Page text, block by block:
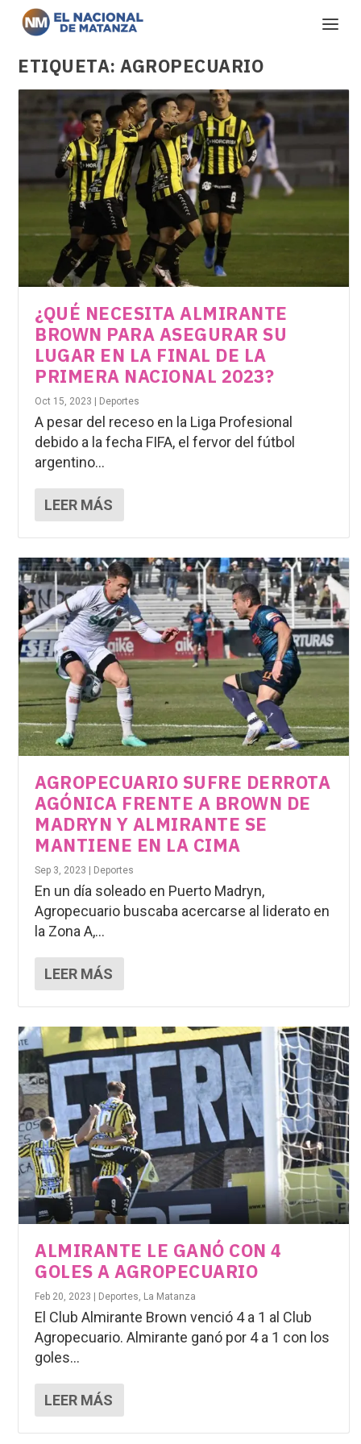
ETIQUETA:AGROPECUARIO
¿QUÉ NECESITA ALMIRANTE
BROWN PARA ASEGURAR SU
LUGAR EN LA FINAL DE LA
PRIMERA NACIONAL 2023?
Oct 15, 2023 Deportes
A pesar del receso en la Liga Profesional
debido a la fecha FIFA, el fervor del fútbol
argentino...
LEER MÁS
AGROPECUARIO SUFRE DERROTA
AGÓNICA FRENTE A BROWN DE
MADRYN Y ALMIRANTE SE
MANTIENE EN LA CIMA
Sep 3, 2023 | Deportes
En un día soleado en Puerto Madryn,
Agropecuario buscaba acercarse al liderato en
la Zona A,...
LEER MÁS
ALMIRANTE LE GANÓ CON 4
GOLES A AGROPECUARIO
Feb 20, 2023 Deportes, La Matanza
El Club Almirante Brown venció 4 a 1 al Club
Agropecuario. Almirante ganó por 4 a 1 con los
goles...
LEER MÁS